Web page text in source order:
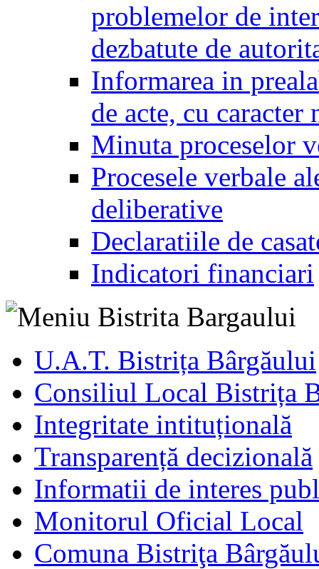
problemelor de
dezbatute de
Informarea in
de acte, cu caracter
Minuta proceselor
Procesele verbale
deliberative
Declaratiile de
Indicatori financiari
U.A.T. Bistrița Bârgăului
Consiliul Local Bistrița
Integritate intituțională
Transparență decizională
Informatii de interes
Monitorul Oficial Local
Comuna Bistriţa